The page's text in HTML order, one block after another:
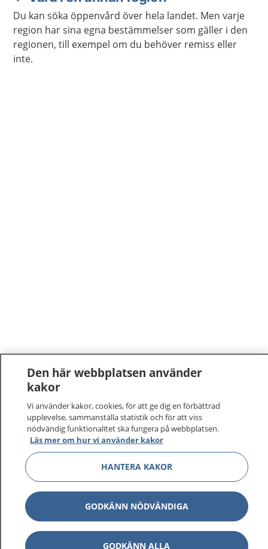
Du kan söka öppenvård över hela landet. Men varje
region har sina egna bestämmelser som gäller i den
regionen, till exempel om du behöver remiss eller
inte.
1177–tryggt om din hälsa och vård
På 1177.se får du råd om hälsa och information om
sjukdomar och vilka mottagningar du kan kontakta.
Logga in för att läsa din journal och göra dina
vårdärenden. Ring telefonnummer 1177 för
sjukvårdsrådgivning dygnet runt.
1177 ger dig råd när du vill må bättre.
Den här webbplatsen använder
kakor
Vi använder kakor, cookies, för att ge dig en förbättrad
upplevelse, sammanställa statistik och för att viss
nödvändig funktionalitet ska fungera på webbplatsen.
Läs mer om hur vi använder kakor
HANTERA KAKOR
GODKÄNN NÖDVÄNDIGA
GODKÄNN ALLA